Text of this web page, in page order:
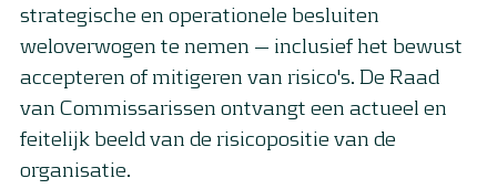
strategische en operationele besluiten
weloverwogen te nemen — inclusief het bewust
accepteren of mitigeren van risico's. De Raad
van Commissarissen ontvangt een actueel en
feitelijk beeld van de risicopositie van de
organisatie.